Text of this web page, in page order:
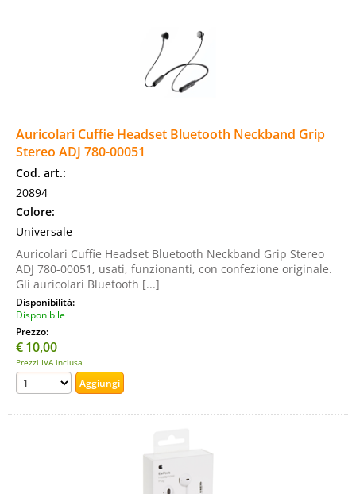
Auricolari Cuffie Headset Bluetooth Neckband Grip
Stereo ADJ 780-00051
Cod. art.:
20894
Colore:
Universale
Auricolari Cuffie Headset Bluetooth Neckband Grip Stereo
ADJ 780-00051, usati, funzionanti, con confezione originale.
Gli auricolari Bluetooth [...]
Disponibilità:
Disponibile
Prezzo:
€10,00
Prezzi IVA inclusa